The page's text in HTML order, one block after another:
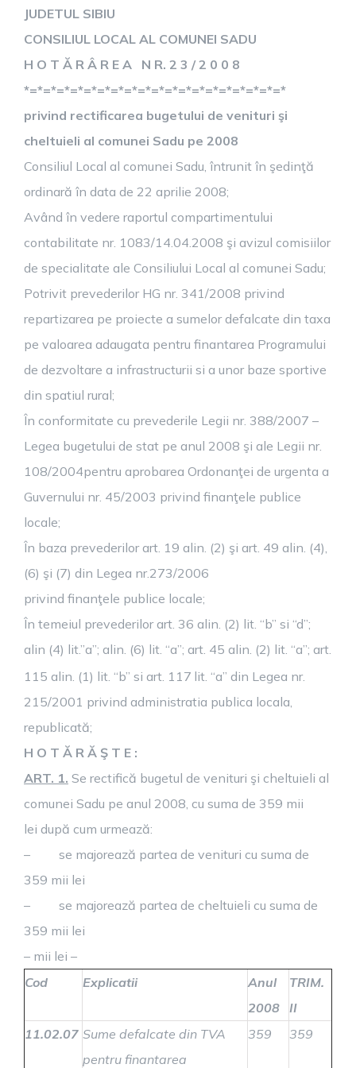
JUDETUL SIBIU
CONSILIUL LOCAL AL COMUNEI SADU
H O T Ă R Â R E A N R. 2 3 / 2 0 0 8
*=*=*=*=*=*=*=*=*=*=*=*=*=*=*=*=*=*=*=*
privind rectificarea bugetului de venituri şi
cheltuieli al comunei Sadu pe 2008
Consiliul Local al comunei Sadu, întrunit în şedinţă
ordinară în data de 22 aprilie 2008;
Având în vedere raportul compartimentului
contabilitate nr. 1083/14.04.2008 şi avizul comisiilor
de specialitate ale Consiliului Local al comunei Sadu;
Potrivit prevederilor HG nr. 341/2008 privind
repartizarea pe proiecte a sumelor defalcate din taxa
pe valoarea adaugata pentru finantarea Programului
de dezvoltare a infrastructurii si a unor baze sportive
din spatiul rural;
În conformitate cu prevederile Legii nr. 388/2007 –
Legea bugetului de stat pe anul 2008 şi ale Legii nr.
108/2004pentru aprobarea Ordonanţei de urgenta a
Guvernului nr. 45/2003 privind finanţele publice
locale;
În baza prevederilor art. 19 alin. (2) şi art. 49 alin. (4),
(6) şi (7) din Legea nr.273/2006
privind finanţele publice locale;
În temeiul prevederilor art. 36 alin. (2) lit. “b” si “d”;
alin (4) lit.”a”; alin. (6) lit. “a”; art. 45 alin. (2) lit. “a”; art.
115 alin. (1) lit. “b” si art. 117 lit. “a” din Legea nr.
215/2001 privind administratia publica locala,
republicată;
H O T Ă R Ă Ş T E :
ART. 1. Se rectifică bugetul de venituri şi cheltuieli al
comunei Sadu pe anul 2008, cu suma de 359 mii
lei după cum urmează:
– se majorează partea de venituri cu suma de
359 mii lei
– se majorează partea de cheltuieli cu suma de
359 mii lei
– mii lei –
Cod
Explicatii
Anul
2008
TRIM.
II
11.02.07 Sume defalcate din TVA
pentru finantarea
359 359